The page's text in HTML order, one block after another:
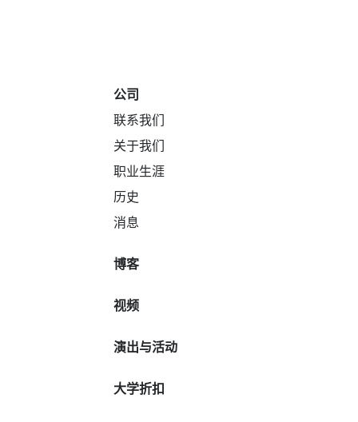
公司
联系我们
关于我们
职业生涯
历史
消息
博客
视频
演出与活动
大学折扣